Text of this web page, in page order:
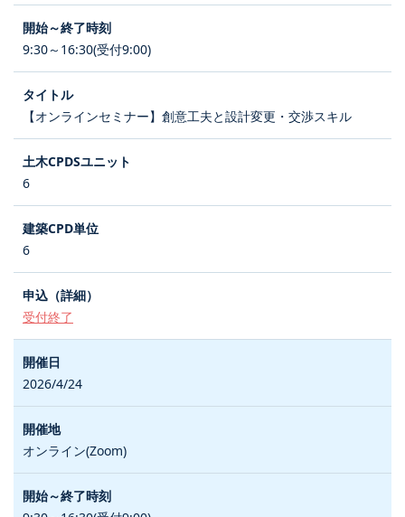
9:30～16:30(受付9:00)
【オンラインセミナー】創意工夫と設計変更・交渉スキル
6
6
受付終了
2026/4/24
オンライン(Zoom)